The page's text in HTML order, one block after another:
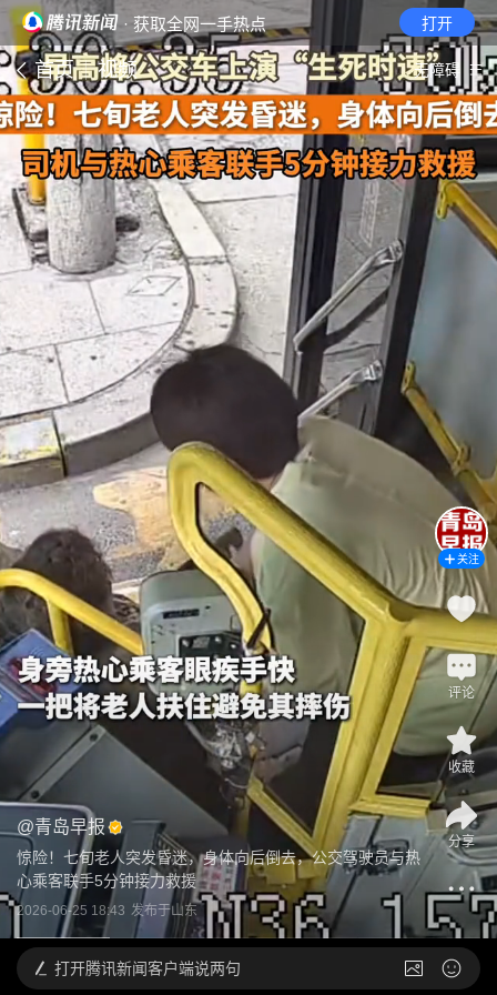
· 获取全网一手热点 打开
首页 视频 无障碍
@青岛早报
惊险！七旬老人突发昏迷，身体向后倒去，公交驾驶员与热
心乘客联手5分钟接力救援
2026-06-25 18:43 发布于山东
关注
评论
收藏
分享
打开腾讯新闻客户端说两句